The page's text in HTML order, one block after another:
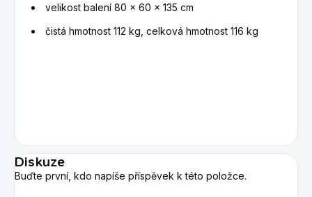
velikost balení 80 x 60 x 135 cm
čistá hmotnost 112 kg, celková hmotnost 116 kg
Diskuze
Buďte první, kdo napíše příspěvek k této položce.